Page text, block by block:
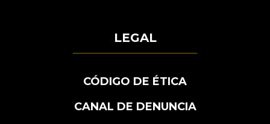
LEGAL
CÓDIGO DE ÉTICA
CANAL DE DENUNCIA